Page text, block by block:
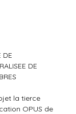
DE
DE
la tierce
OPUS de